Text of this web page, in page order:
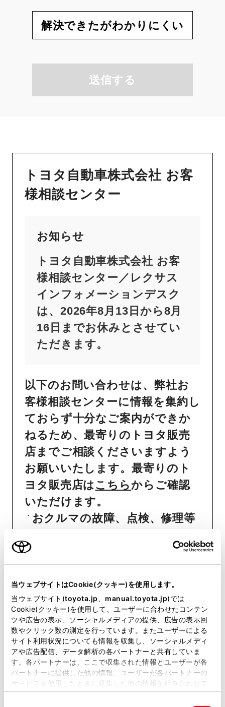
当ウェブサイトはCookie(クッキー)を使用します。
当ウェブサイト(toyota.jp manual.toyota.jp)では
Cookie(クッキー)を使用して、ユーザーに合わせたコンテン
ツや広告の表示、ソーシャルメディアの提供、広告の表示回
数やクリック数の測定を行っています。またユーザーによる
サイト利用状況についても情報を収集し、ソーシャルメディ
アや広告配信、データ解析の各パートナーと共有していま
す。各パートナーは、ここで収集された情報とユーザーが各
パートナーに提供した他の情報、ユーザーが各パートナーの
サービスを使用したときに収集した他の情報を組み合わせて
使用することがあります。当ウェブサイトの使用を続行する
解決できたがわかりにくい
送信する
トヨタ自動車株式会社 お客
様相談センター
お知らせ
トヨタ自動車株式会社 お客
様相談センター／レクサス
インフォメーションデスク
は、2026年8月13日から8月
16日までお休みとさせてい
ただきます。
以下のお問い合わせは、弊社お
客様相談センターに情報を集約し
ておらず十分なご案内ができか
ねるため、最寄りのトヨタ販売
店までご相談くださいますよう
お願いいたします。最寄りのト
ヨタ販売店はこちら からご確認
いただけます。
おクルマの故障、点検、修理等
態を診断する必要がございま
す）
納期 （販売店単位でオーダーを
いただいておりますため、弊社
ではお客様のお名前でのご注文
状況が分かりかねます）
純正部品の品番、価格、取り付
け工賃等の詳細情報（部品の販
売、取り付け等は販売店を窓口